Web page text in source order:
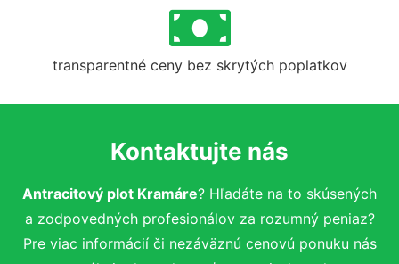
transparentné ceny bez skrytých poplatkov
Kontaktujte nás
Antracitový plot Kramáre? Hľadáte na to skúsených
a zodpovedných profesionálov za rozumný peniaz?
Pre viac informácií či nezáväznú cenovú ponuku nás